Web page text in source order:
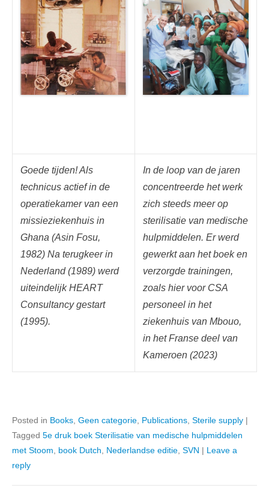
Goede tijden! Als
technicus actief in de
operatiekamer van een
missieziekenhuis in
Ghana (Asin Fosu,
1982) Na terugkeer in
Nederland (1989) werd
uiteindelijk HEART
Consultancy gestart
(1995).
In de loop van de jaren
concentreerde het werk
zich steeds meer op
sterilisatie van medische
hulpmiddelen. Er werd
gewerkt aan het boek en
verzorgde trainingen,
zoals hier voor CSA
personeel in het
ziekenhuis van Mbouo,
in het Franse deel van
Kameroen (2023)
Posted in Books Geen categorie Publications Sterile supply |
Tagged 5e druk boek Sterilisatie van medische hulpmiddelen
met Stoom
book Dutch Nederlandse editie SVN | Leave a
reply